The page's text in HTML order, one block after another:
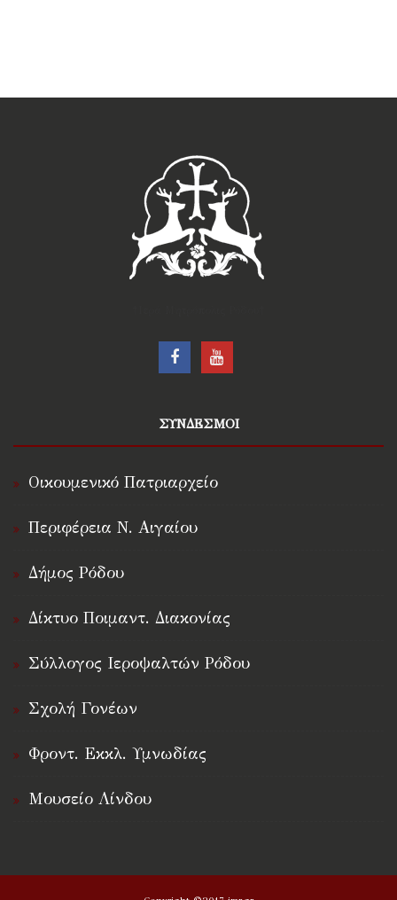
ΣΥΝΔΕΣΜΟΙ
Οικουμενικό Πατριαρχείο
Περιφέρεια Ν. Αιγαίου
Δήμος Ρόδου
Δίκτυο Ποιμαντ. Διακονίας
Σύλλογος Ιεροψαλτών Ρόδου
Σχολή Γονέων
Φροντ. Εκκλ. Υμνωδίας
Μουσείο Λίνδου